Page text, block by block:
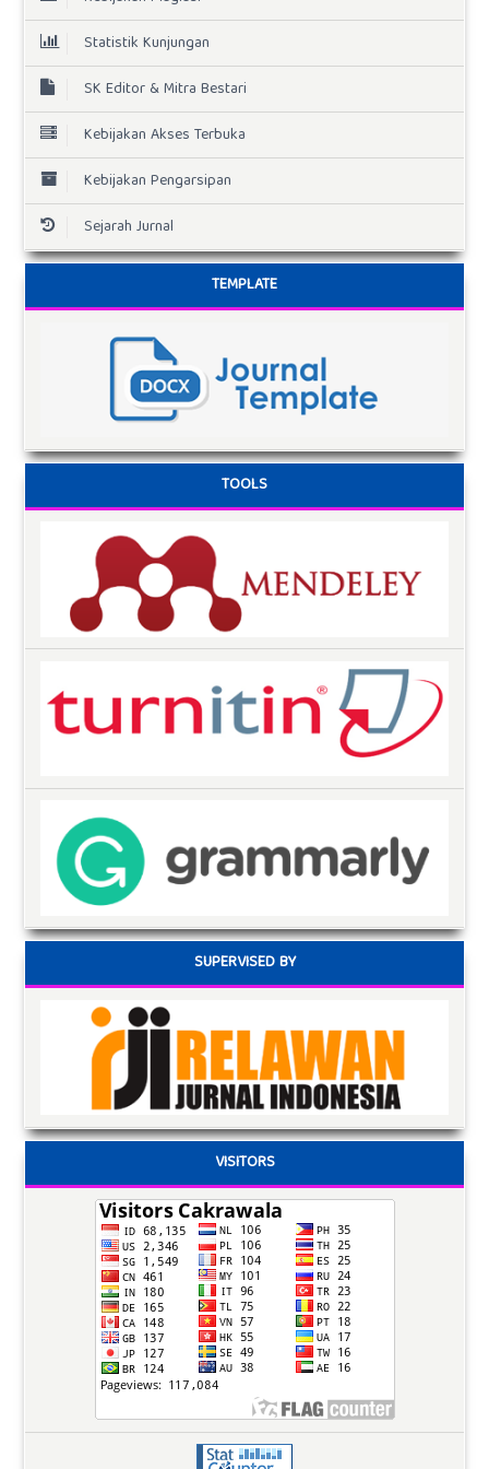
Statistik Kunjungan
SK Editor & Mitra Bestari
Kebijakan Akses Terbuka
Kebijakan Pengarsipan
Sejarah Jurnal
TEMPLATE
TOOLS
SUPERVISED BY
VISITORS